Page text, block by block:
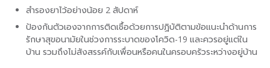
สำรองยาไว้อย่างน้อย 2 สัปดาห์
ป้องกันตัวเองจากการติดเชื้อด้วยการปฏิบัติตามข้อแนะนำด้านการ
รักษาสุขอนามัยในช่วงการระบาดของโควิด-19 และควรอยู่แต่ใน
บ้าน รวมถึงไม่สังสรรค์กับเพื่อนหรือคนในครอบครัวระหว่างอยู่บ้าน